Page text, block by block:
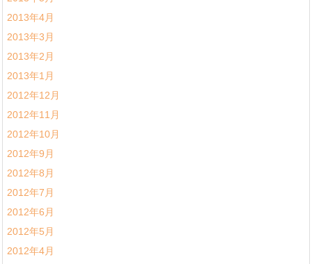
2013年4月
2013年3月
2013年2月
2013年1月
2012年12月
2012年11月
2012年10月
2012年9月
2012年8月
2012年7月
2012年6月
2012年5月
2012年4月